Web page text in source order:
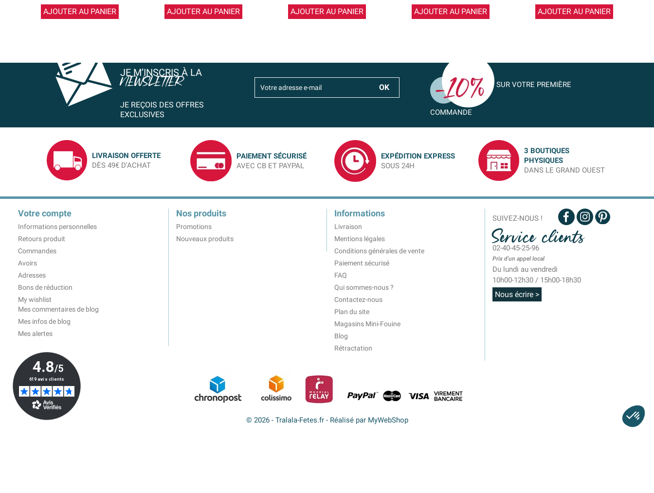
AJOUTER AU PANIER
AJOUTER AU PANIER
AJOUTER AU PANIER
AJOUTER AU PANIER
AJOUTER AU PANIER
JE M’INSCRIS À LA
NEWSLETTER
JE REÇOIS DES OFFRES
EXCLUSIVES
SUR VOTRE PREMIÈRE
COMMANDE
LIVRAISON OFFERTE
DÈS 49€ D'ACHAT
PAIEMENT SÉCURISÉ
AVEC CB ET PAYPAL
EXPÉDITION EXPRESS
SOUS 24H
3 BOUTIQUES
PHYSIQUES
DANS LE GRAND OUEST
Votre compte
Informations personnelles
Retours produit
Commandes
Avoirs
Adresses
Bons de réduction
My wishlist
Mes commentaires de blog
Mes infos de blog
Mes alertes
Nos produits
Promotions
Nouveaux produits
Informations
Livraison
Mentions légales
Conditions générales de vente
Paiement sécurisé
FAQ
Qui sommes-nous ?
Contactez-nous
Plan du site
Magasins Mini-Fouine
Blog
Rétractation
SUIVEZ-NOUS !
Service clients
02-40-45-25-96
Prix d'un appel local
Du lundi au vendredi
10h00-12h30 / 15h00-18h30
Nous écrire >
© 2026 - Tralala-Fetes.fr - Réalisé par MyWebShop